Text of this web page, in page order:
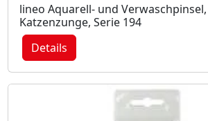
lineo Aquarell- und Verwaschpinsel,
Katzenzunge, Serie 194
Details